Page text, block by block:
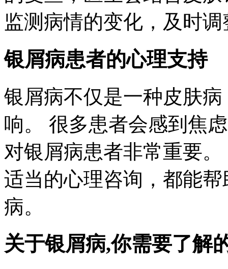
监测病情的变化，及时
银屑病患者的心理支持
银屑病不仅是一种皮肤
响。 很多患者会感到焦
对银屑病患者非常重要
适当的心理咨询，都能
病。
关于银屑病,你需要了解